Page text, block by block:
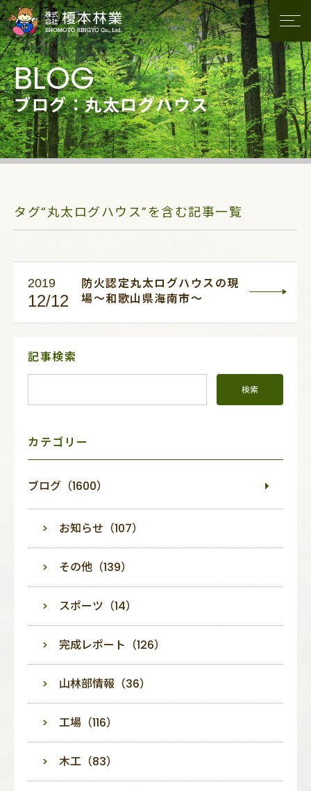
ブログ：丸太ログハウス
タグ“丸太ログハウス”を含む記事一覧
2019
12/12
防火認定丸太ログハウスの現
場～和歌山県海南市～
サ
ニ
記事検索
カテゴリー
ブログ（1600）
お知らせ（107）
その他（139）
スポーツ（14）
完成レポート（126）
山林部情報（36）
工場（116）
木工（83）